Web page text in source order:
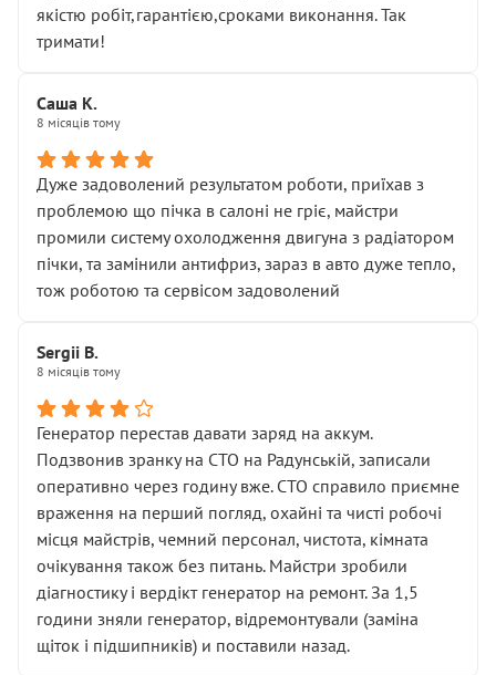
якістю робіт,гарантією,сроками виконання. Так
тримати!
Саша К.
8 місяців тому
Дуже задоволений результатом роботи, приїхав з
проблемою що пічка в салоні не гріє, майстри
промили систему охолодження двигуна з радіатором
пічки, та замінили антифриз, зараз в авто дуже тепло,
тож роботою та сервісом задоволений
Sergii B.
8 місяців тому
Генератор перестав давати заряд на аккум.
Подзвонив зранку на СТО на Радунській, записали
оперативно через годину вже. СТО справило приємне
враження на перший погляд, охайні та чисті робочі
місця майстрів, чемний персонал, чистота, кімната
очікування також без питань. Майстри зробили
діагностику і вердікт генератор на ремонт. За 1,5
години зняли генератор, відремонтували (заміна
щіток і підшипників) и поставили назад.